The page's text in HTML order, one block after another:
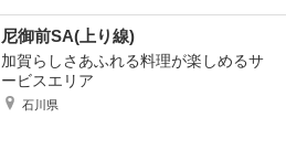
尼御前SA(上り線)
加賀らしさあふれる料理が楽しめるサ
ービスエリア
石川県